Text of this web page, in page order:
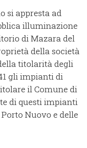
si appresta ad
illuminazione
di Mazara del
della società
titolarità degli
gli impianti di
il Comune di
di questi impianti
Nuovo e delle